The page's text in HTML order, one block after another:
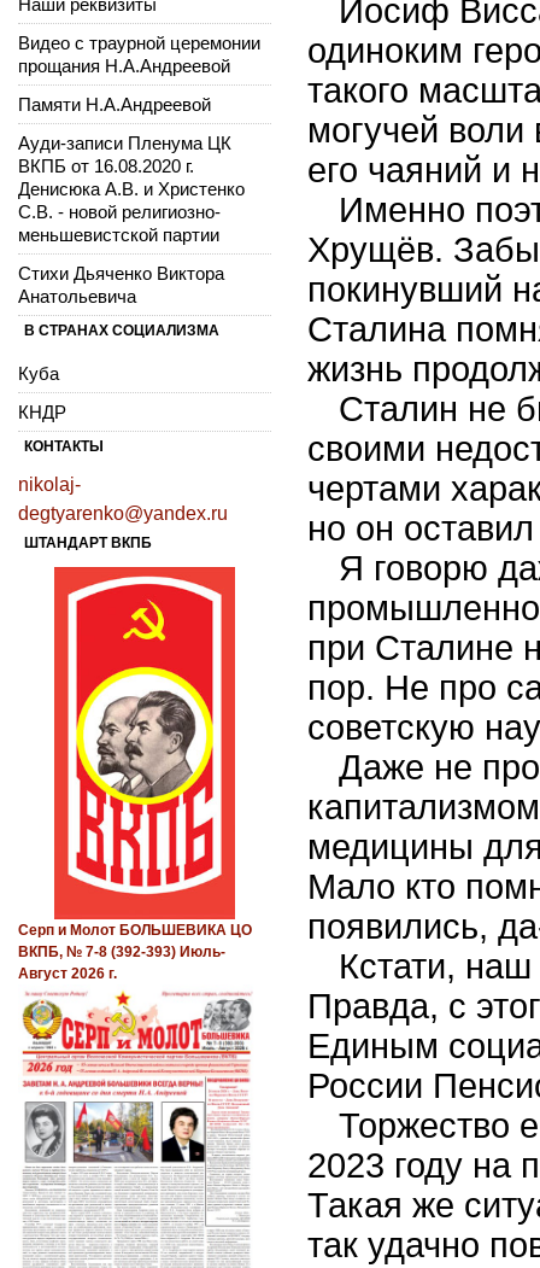
Иосиф
одиноким
такого
могучей
его чаяний и
Именно
Хрущёв.
покинувший
Сталина
жизнь
Сталин не
своими
чертами
но он
Я говорю
при Сталине
пор. Не про
советскую
Даже не
медицины
Мало кто
появились,
Кстати,
Правда, с
Единым
России
Торжество
2023 году на
Такая же
так удачно
Видео с траурной церемонии
прощания Н.А.Андреевой
Памяти Н.А.Андреевой
Ауди-записи Пленума ЦК
ВКПБ от 16.08.2020 г.
Денисюка А.В. и Христенко
С.В. - новой религиозно-
меньшевистской партии
Стихи Дьяченко Виктора
Анатольевича
В СТРАНАХ СОЦИАЛИЗМА
Куба
КНДР
КОНТАКТЫ
nikolaj-
degtyarenko@yandex.ru
ШТАНДАРТ ВКПБ
Серп и Молот БОЛЬШЕВИКА ЦО
ВКПБ, № 7-8 (392-393) Июль-
Август 2026 г.